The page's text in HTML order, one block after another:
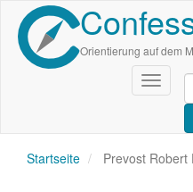
Direkt
zum
Inhalt
Orientierung auf dem
Startseite Prevost Robert